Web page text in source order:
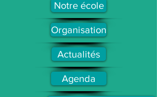
Notre école
Organisation
Actualités
Agenda